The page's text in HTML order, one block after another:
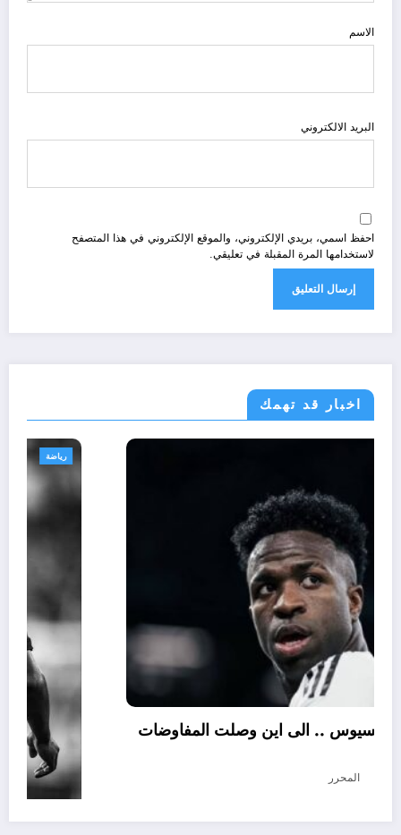
الاسم
البريد الالكتروني
احفظ اسمي، بريدي الإلكتروني، والموقع الإلكتروني في هذا المتصفح
لاستخدامها المرة المقبلة في تعليقي.
اخبار قد تهمك
تجديد عقد فينيسيوس .. الى اين وصلت المفاوضات
أغسطس 5, 2026